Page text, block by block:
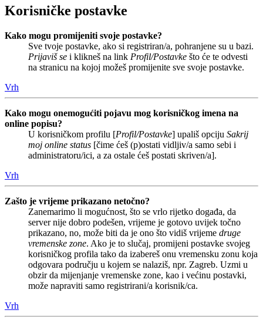
Korisničke postavke
Kako mogu promijeniti svoje postavke?
Sve tvoje postavke, ako si registriran/a, pohranjene su u bazi.
Prijaviš se i klikneš na link Profil/Postavke što će te odvesti
na stranicu na kojoj možeš promijenite sve svoje postavke.
Vrh
Kako mogu onemogućiti pojavu mog korisničkog imena na
online popisu?
U korisničkom profilu [Profil/Postavke] upališ opciju Sakrij
moj online status [čime ćeš (p)ostati vidljiv/a samo sebi i
administratoru/ici, a za ostale ćeš postati skriven/a].
Vrh
Zašto je vrijeme prikazano netočno?
Zanemarimo li mogućnost, što se vrlo rijetko događa, da
server nije dobro podešen, vrijeme je gotovo uvijek točno
prikazano, no, može biti da je ono što vidiš vrijeme druge
vremenske zone. Ako je to slučaj, promijeni postavke svojeg
korisničkog profila tako da izabereš onu vremensku zonu koja
odgovara području u kojem se nalaziš, npr. Zagreb. Uzmi u
obzir da mijenjanje vremenske zone, kao i većinu postavki,
može napraviti samo registrirani/a korisnik/ca.
Vrh